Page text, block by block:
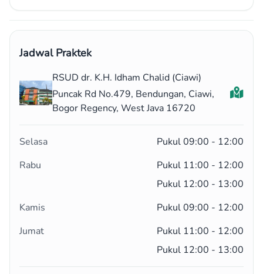
Jadwal Praktek
RSUD dr. K.H. Idham Chalid (Ciawi)
Puncak Rd No.479, Bendungan, Ciawi,
Bogor Regency, West Java 16720
Selasa
Pukul 09:00 - 12:00
Rabu
Pukul 11:00 - 12:00
Pukul 12:00 - 13:00
Kamis
Pukul 09:00 - 12:00
Jumat
Pukul 11:00 - 12:00
Pukul 12:00 - 13:00